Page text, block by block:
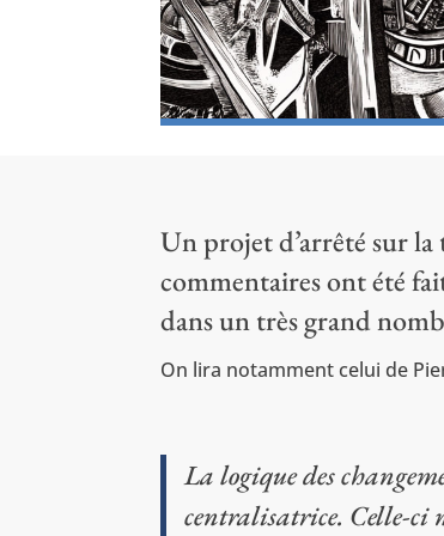
Un projet d’arrêté sur
commentaires ont été
dans un très grand
On lira notamment celui de
La logique des
centralisatrice. Celle-ci